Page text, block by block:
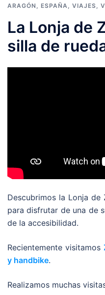
ARAGÓN
ESPAÑA VIAJES
La Lonja de
silla de
Descubrimos la Lonja de
para disfrutar de una de
de la accesibilidad.
Recientemente visitamos
y handbike.
Realizamos muchas